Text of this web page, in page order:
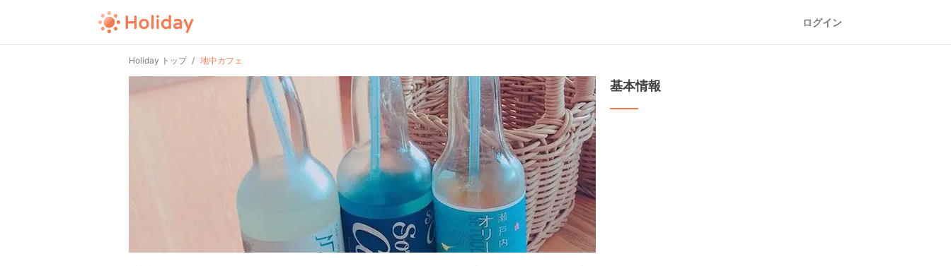
ログイン
Holiday トップ 地中カフェ
基本情報